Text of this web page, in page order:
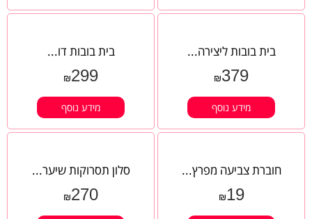
בית בובות ליצירה...
₪379
מידע נוסף
בית בובות דו...
₪299
מידע נוסף
חוברת צביעה מפרץ...
₪19
סלון תסרוקות שיער...
₪270